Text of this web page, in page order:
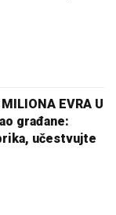
EVRA U
građane:
učestvujte